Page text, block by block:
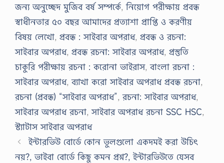
জন্য অনুচ্ছেদ মুজিব বর্ষ সম্পর্কে,নিয়োগ পরীক্ষায় প্রবন্ধ
স্বাধীনতার ৫০ বছর আমাদের প্রত্যাশা প্রাপ্তি ও করণীয়
বিষয় লেখো, প্রবন্ধ : সাইবার অপরাধ, প্রবন্ধ ও রচনা:
সাইবার অপরাধ, প্রবন্ধ রচনা: সাইবার অপরাধ, প্রস্তুতি
চাকুরি পরীক্ষায় রচনা : করোনা ভাইরাস,বাংলা রচনা :
সাইবার অপরাধ,ব্যাখা করো সাইবার অপরাধ প্রবন্ধ রচনা,
রচনা (প্রবন্ধ) “সাইবার অপরাধ”,রচনা: সাইবার অপরাধ,
সাইবার অপরাধ রচনা,সাইবার অপরাধ রচনা SSC HSC,
স্ট্যাটাস সাইবার অপরাধ
ইন্টারভিউ বোর্ডে কোন ভুলগুলো একদমই করা উচিৎ
নয়?, ভাইবা বোর্ডে কিছু কমন প্রশ্ন?, ইন্টারভিউতে যেসব